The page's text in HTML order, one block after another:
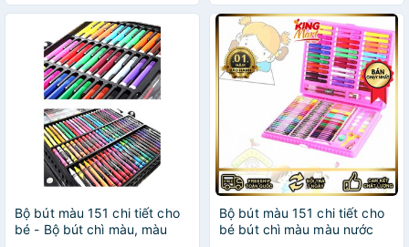
Bộ bút màu 151 chi tiết cho
bé - Bộ bút chì màu, màu
Bộ bút màu 151 chi tiết cho
bé bút chì màu màu nước